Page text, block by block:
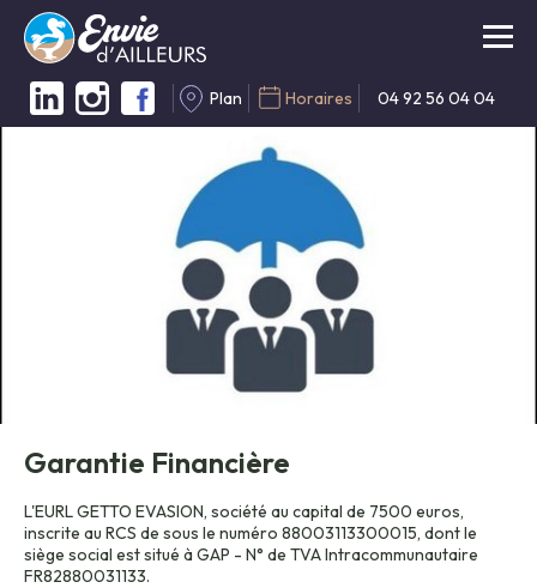
Plan Horaires 04 92 56 04 04
Garantie Financière
L'EURL GETTO EVASION, société au capital de 7500 euros,
inscrite au RCS de sous le numéro 88003113300015, dont le
siège social est situé à GAP - N° de TVA Intracommunautaire
FR82880031133.